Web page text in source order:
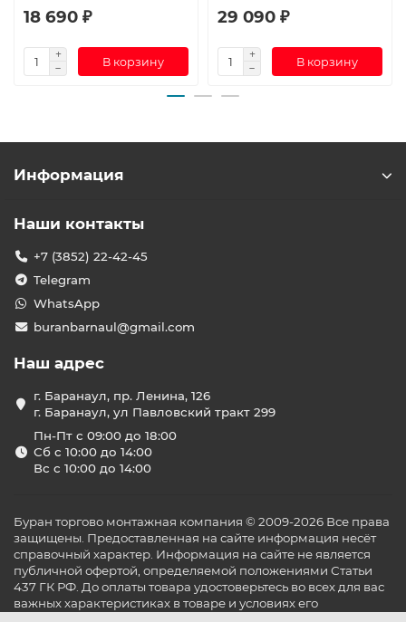
18 690 ₽
В корзину
29 090 ₽
В корзину
Информация
Наши контакты
+7 (3852) 22-42-45
Telegram
WhatsApp
buranbarnaul@gmail.com
Наш адрес
г. Баранаул, пр. Ленина, 126
г. Баранаул, ул Павловский тракт 299
Пн-Пт с 09:00 до 18:00
Сб с 10:00 до 14:00
Вс с 10:00 до 14:00
Буран торгово монтажная компания © 2009-2026 Все права
защищены. Предоставленная на сайте информация несёт
справочный характер. Информация на сайте не является
публичной офертой, определяемой положениями Статьи
437 ГК РФ. До оплаты товара удостоверьтесь во всех для вас
важных характеристиках в товаре и условиях его